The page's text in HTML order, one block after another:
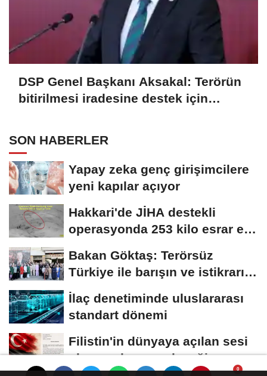
DSP Genel Başkanı Aksakal: Terörün
bitirilmesi iradesine destek için
SON HABERLER
Yapay zeka genç girişimcilere
yeni kapılar açıyor
Hakkari'de JİHA destekli
operasyonda 253 kilo esrar ele
Bakan Göktaş: Terörsüz
Türkiye ile barışın ve istikrarın
güçlendiği...
İlaç denetiminde uluslararası
standart dönemi
Filistin'in dünyaya açılan sesi
olmaya devam edeceğiz